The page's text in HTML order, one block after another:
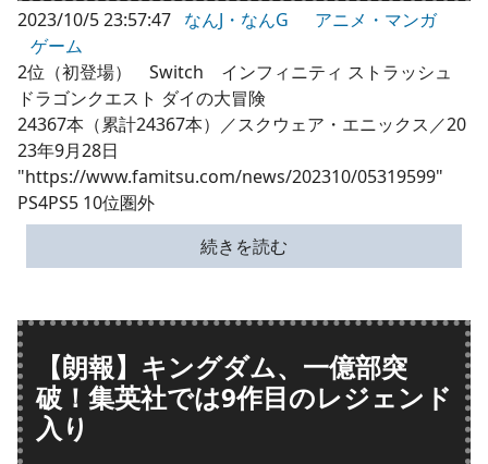
2023/10/5 23:57:47 なんJ・なんG
アニメ・マンガ
ゲーム
2位（初登場） Switch インフィニティ ストラッシュ
ドラゴンクエスト ダイの大冒険
24367本（累計24367本）／スクウェア・エニックス／20
23年9月28日
"https://www.famitsu.com/news/202310/05319599"
PS4PS5 10位圏外
続きを読む
【朗報】キングダム、一億部突
破！集英社では9作目のレジェンド
入り